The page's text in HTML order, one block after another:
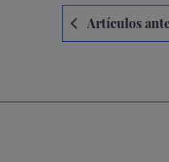
de Artículos